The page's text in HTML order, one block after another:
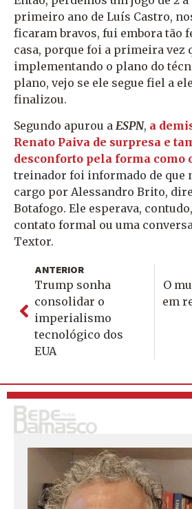
primeiro ano de Luís Castro,
ficaram bravos, fui embora tão
casa, porque foi a primeira vez
implementando o plano do
plano, vejo se ele segue fiel a
finalizou.
Segundo apurou a ESPN, a
Renato Paiva de surpresa e
desconforto pela forma como
treinador foi informado de que
cargo por Alessandro Brito,
Botafogo. Ele esperava,
contato formal ou uma
Textor.
ANTERIOR
Trump sonha
consolidar o
imperialismo
tecnológico dos
EUA
O
em